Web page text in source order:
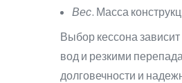
Вес. Масса
Выбор кессона
вод и резкими
долговечности и